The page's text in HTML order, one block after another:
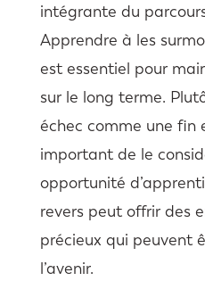
intégrante du
Apprendre à les
est essentiel pour
sur le long terme.
échec comme une fin
important de le
opportunité
revers peut offrir des
précieux qui peuvent
l’avenir.